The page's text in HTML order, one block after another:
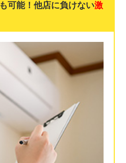
も可能！他店に負けない激